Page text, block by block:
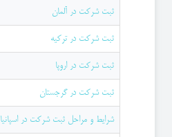
ثبت شرکت در آلمان
ثبت شرکت در ترکیه
ثبت شرکت در اروپا
ثبت شرکت در گرجستان
شرایط و مراحل ثبت شرکت در اسپانیا